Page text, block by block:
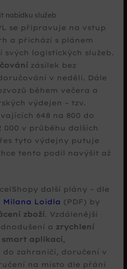
nabídku služeb
se připravuje na vstup
a přichází s plánem
svých logistických služeb.
zásilek bez
v neděli. Dále
během večera a
výdejen – tzv.
648 na 800 do
000 v průběhu dalších
tyto výdejny putuje
tento podíl navýšit až
další plány – dle
Milana Loidla (PDF) by
zboží. Vzdálenější
a zrychlení
smart aplikací,
do zahraničí, doručení v
na místo dle přání